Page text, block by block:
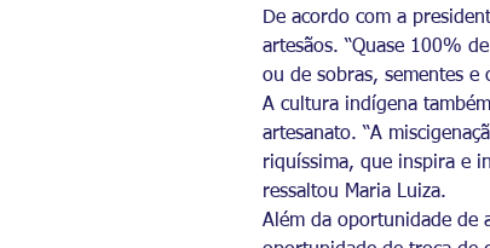
De acordo com a
artesãos. “Quase 100%
ou de sobras, sementes e
A cultura indígena
artesanato. “A
riquíssima, que inspira e
ressaltou Maria Luiza.
Além da oportunidade de